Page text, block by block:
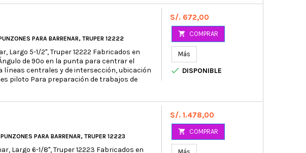
PARA BARRENAR, TRUPER 12222
Largo 5-1/2", Truper 12222 Fabricados en
de 90º en la punta para centrar el
líneas centrales y de intersección, ubicación
piloto Para preparación de trabajos de
Precio
S/. 672,00
 COMPRAR
Más
 DISPONIBLE
PARA BARRENAR, TRUPER 12223
Largo 6-1/8", Truper 12223 Fabricados en
Precio
S/. 1.478,00
 COMPRAR